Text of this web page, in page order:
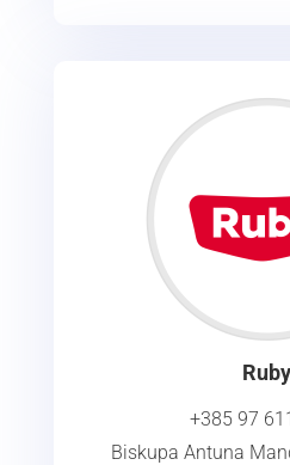
Ruby
+385 97
Biskupa Antuna